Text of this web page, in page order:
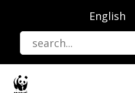
utama
English